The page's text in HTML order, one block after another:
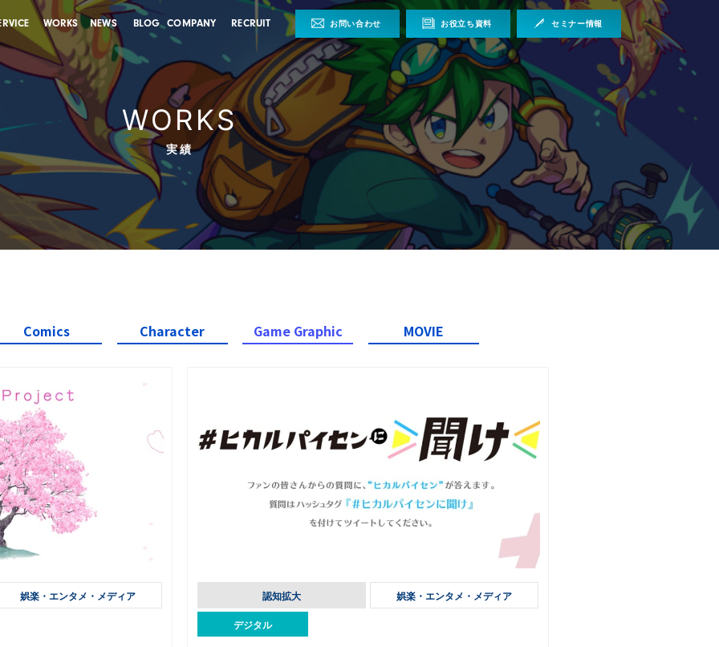
WORKS NEWS BLOG COMPANY RECRUIT お問い合わせ お役立ち資料 セミナー情報
WORKS
実績
Comics Character Game Graphic MOVIE
娯楽・エンタメ・メディア 認知拡大 娯楽・エンタメ・メディア
デジタル